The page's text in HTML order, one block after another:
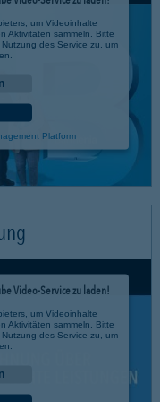
um Videoinhalte
Aktivitäten sammeln. Bitte
des Service zu, um
Platform
Video-Service zu laden!
um Videoinhalte
Aktivitäten sammeln. Bitte
des Service zu, um